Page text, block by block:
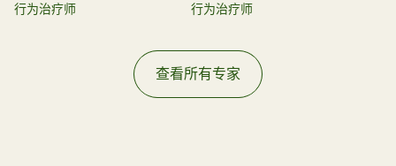
行为治疗师 行为治疗师
查看所有专家